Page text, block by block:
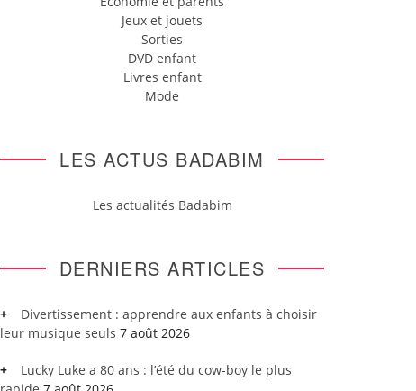
Jeux et jouets
Sorties
DVD enfant
Livres enfant
Mode
LES ACTUS BADABIM
Les actualités Badabim
DERNIERS ARTICLES
Divertissement : apprendre aux enfants à choisir
leur musique seuls 7 août 2026
Lucky Luke a 80 ans : l’été du cow-boy le plus